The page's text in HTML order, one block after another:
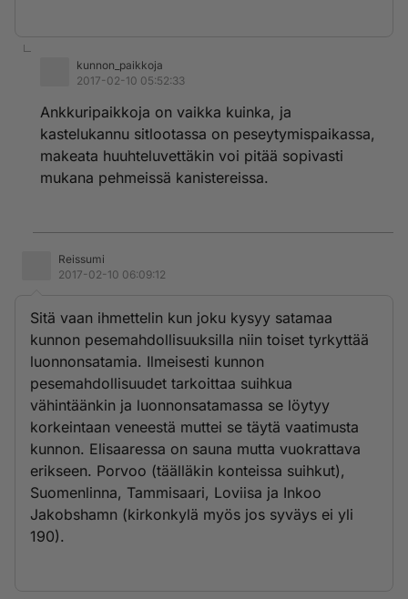
kunnon_paikkoja
2017-02-10 05:52:33
Ankkuripaikkoja on vaikka kuinka, ja
kastelukannu sitlootassa on peseytymispaikassa,
makeata huuhteluvettäkin voi pitää sopivasti
mukana pehmeissä kanistereissa.
Reissumi
2017-02-10 06:09:12
Sitä vaan ihmettelin kun joku kysyy satamaa
kunnon pesemahdollisuuksilla niin toiset tyrkyttää
luonnonsatamia. Ilmeisesti kunnon
pesemahdollisuudet tarkoittaa suihkua
vähintäänkin ja luonnonsatamassa se löytyy
korkeintaan veneestä muttei se täytä vaatimusta
kunnon. Elisaaressa on sauna mutta vuokrattava
erikseen. Porvoo (täälläkin konteissa suihkut),
Suomenlinna, Tammisaari, Loviisa ja Inkoo
Jakobshamn (kirkonkylä myös jos syväys ei yli
190).